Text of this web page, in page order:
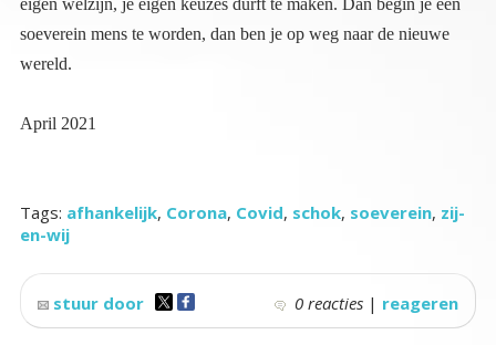
wereld.
April 2021
Tags: afhankelijk, Corona, Covid, schok, soeverein, zij-
en-wij
0 reacties | reageren
stuur door